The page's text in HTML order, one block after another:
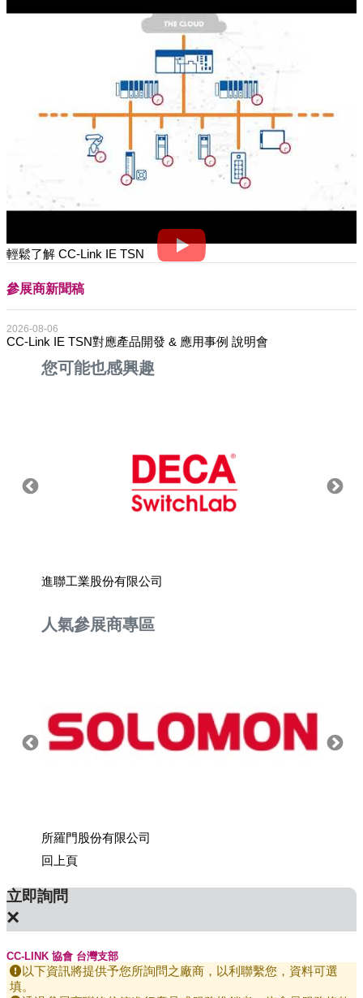
輕鬆了解 CC-Link IE TSN
參展商新聞稿
2026-08-06
CC-Link IE TSN對應產品開發 & 應用事例 說明會
您可能也感興趣
進聯工業股份有限公司
人氣參展商專區
所羅門股份有限公司
回上頁
立即詢問
×
CC-LINK 協會 台灣支部
以下資訊將提供予您所詢問之廠商，以利聯繫您，資料可選
填。